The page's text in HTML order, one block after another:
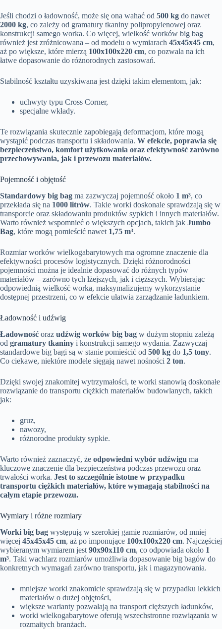
Jeśli chodzi o ładowność, może się ona wahać od 500 kg do nawet
2000 kg, co zależy od gramatury tkaniny polipropylenowej oraz
konstrukcji samego worka. Co więcej, wielkość worków big bag
również jest zróżnicowana – od modelu o wymiarach 45x45x45 cm,
aż po większe, które mierzą 100x100x220 cm, co pozwala na ich
łatwe dopasowanie do różnorodnych zastosowań.
Stabilność kształtu uzyskiwana jest dzięki takim elementom, jak:
uchwyty typu Cross Corner,
specjalne wkłady.
Te rozwiązania skutecznie zapobiegają deformacjom, które mogą
wystąpić podczas transportu i składowania. W efekcie, poprawia się
bezpieczeństwo, komfort użytkowania oraz efektywność zarówno
przechowywania, jak i przewozu materiałów.
Pojemność i objętość
Standardowy big bag ma zazwyczaj pojemność około 1 m³, co
przekłada się na 1000 litrów. Takie worki doskonale sprawdzają się w
transporcie oraz składowaniu produktów sypkich i innych materiałów.
Warto również wspomnieć o większych opcjach, takich jak Jumbo
Bag, które mogą pomieścić nawet 1,75 m³.
Rozmiar worków wielkogabarytowych ma ogromne znaczenie dla
efektywności procesów logistycznych. Dzięki różnorodności
pojemności można je idealnie dopasować do różnych typów
materiałów – zarówno tych lżejszych, jak i cięższych. Wybierając
odpowiednią wielkość worka, maksymalizujemy wykorzystanie
dostępnej przestrzeni, co w efekcie ułatwia zarządzanie ładunkiem.
Ładowność i udźwig
Ładowność oraz udźwig worków big bag w dużym stopniu zależą
od gramatury tkaniny i konstrukcji samego wydania. Zazwyczaj
standardowe big bagi są w stanie pomieścić od 500 kg do 1,5 tony.
Co ciekawe, niektóre modele sięgają nawet nośności 2 ton.
Dzięki swojej znakomitej wytrzymałości, te worki stanowią doskonałe
rozwiązanie do transportu ciężkich materiałów budowlanych, takich
jak:
gruz,
nawozy,
różnorodne produkty sypkie.
Warto również zaznaczyć, że odpowiedni wybór udźwigu ma
kluczowe znaczenie dla bezpieczeństwa podczas przewozu oraz
trwałości worka. Jest to szczególnie istotne w przypadku
transportu ciężkich materiałów, które wymagają stabilności na
całym etapie przewozu.
Wymiary i różne rozmiary
Worki big bag występują w szerokiej gamie rozmiarów, od mniej
więcej 45x45x45 cm, aż po imponujące 100x100x220 cm. Najczęściej
wybieranym wymiarem jest 90x90x110 cm, co odpowiada około 1
m³. Taki wachlarz rozmiarów umożliwia dopasowanie big bagów do
konkretnych wymagań zarówno transportu, jak i magazynowania.
mniejsze worki znakomicie sprawdzają się w przypadku lekkich
materiałów o dużej objętości,
większe warianty pozwalają na transport cięższych ładunków,
worki wielkogabarytowe oferują wszechstronne rozwiązania w
rozmaitych branżach.